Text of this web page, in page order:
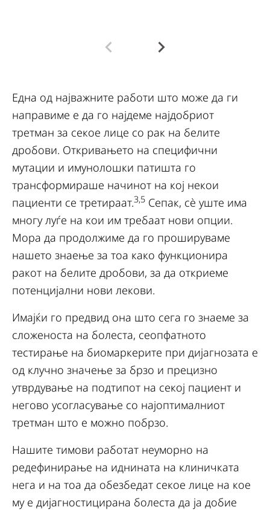
Една од најважните работи што може да ги
направиме е да го најдеме најдобриот
третман за секое лице со рак на белите
дробови. Откривањето на специфични
мутации и имунолошки патишта го
трансформираше начинот на кој некои
пациенти се третираат.3,5 Сепак, сè уште има
многу луѓе на кои им требаат нови опции.
Мора да продолжиме да го прошируваме
нашето знаење за тоа како функционира
ракот на белите дробови, за да откриеме
потенцијални нови лекови.
Имајќи го предвид она што сега го знаеме за
сложеноста на болеста, сеопфатното
тестирање на биомаркерите при дијагнозата е
од клучно значење за брзо и прецизно
утврдување на подтипот на секој пациент и
негово усогласување со најоптималниот
третман што е можно побрзо.
Нашите тимови работат неуморно на
редефинирање на иднината на клиничката
нега и на тоа да обезбедат секое лице на кое
му е дијагностицирана болеста да ја добие